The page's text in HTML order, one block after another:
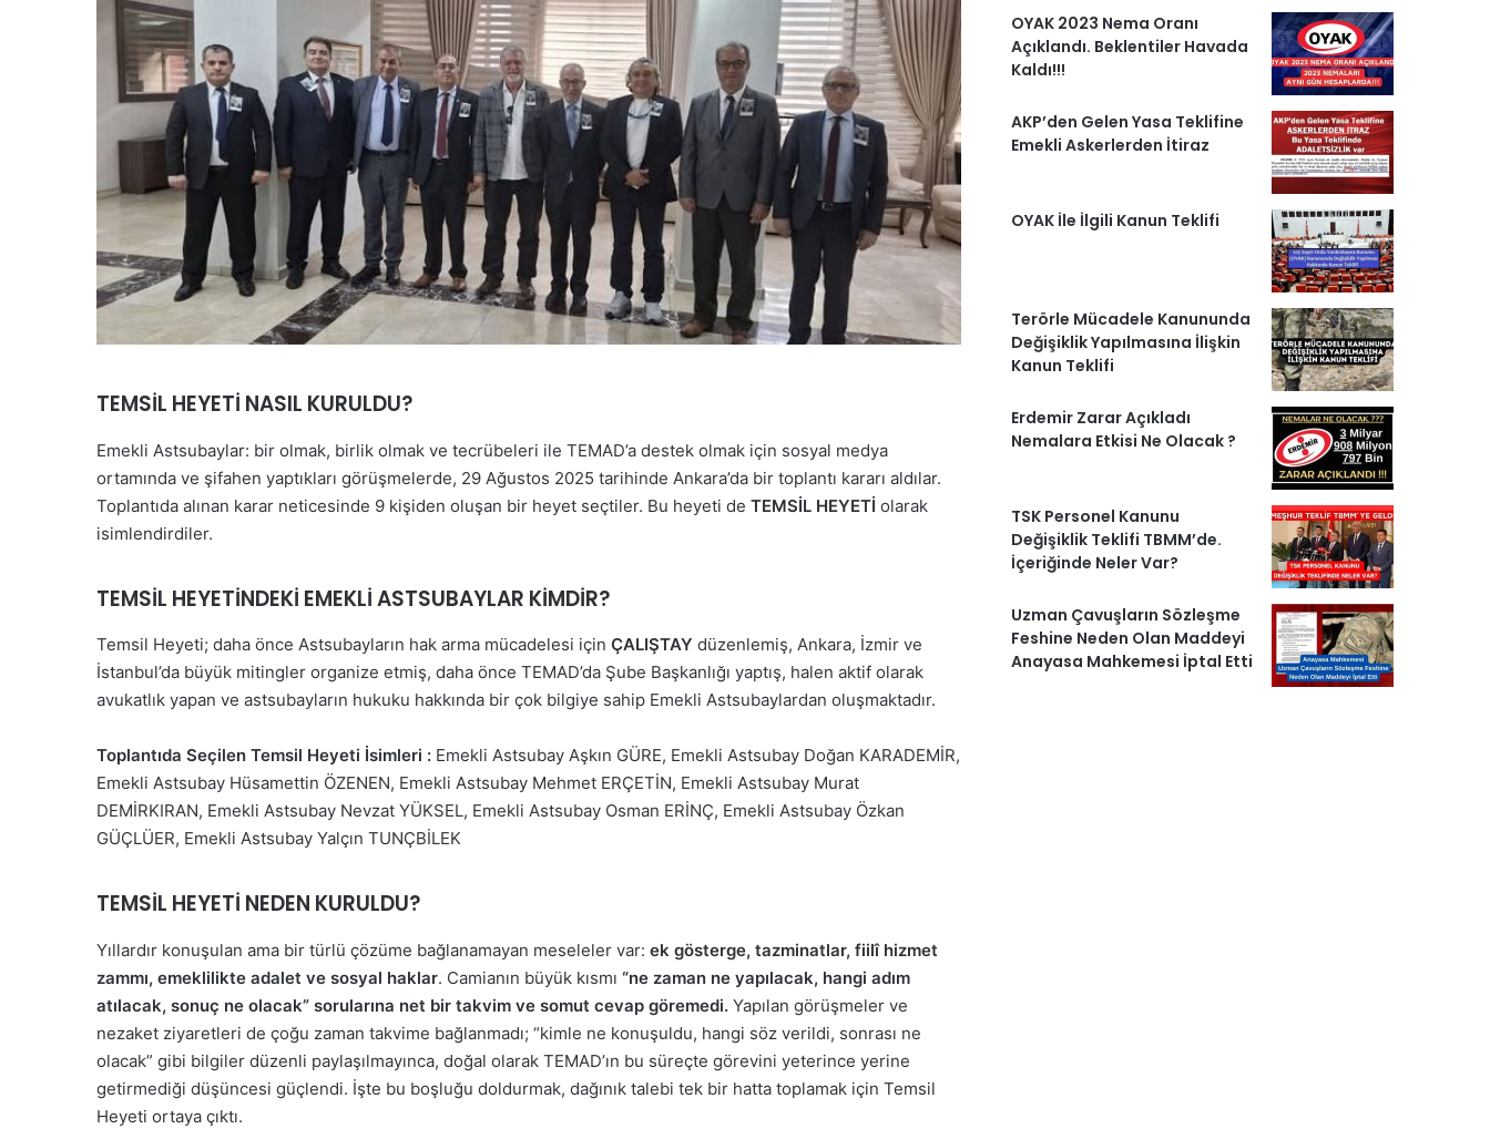
TEMSİL HEYETİ NASIL KURULDU?
Emekli Astsubaylar: bir olmak, birlik olmak ve tecrübeleri ile TEMAD’a destek olmak için sosyal medya
ortamında ve şifahen yaptıkları görüşmelerde, 29 Ağustos 2025 tarihinde Ankara’da bir toplantı kararı aldılar.
Toplantıda alınan karar neticesinde 9 kişiden oluşan bir heyet seçtiler. Bu heyeti de TEMSİL HEYETİ olarak
isimlendirdiler.
TEMSİL HEYETİNDEKİ EMEKLİ ASTSUBAYLAR KİMDİR?
Temsil Heyeti; daha önce Astsubayların hak arma mücadelesi için ÇALIŞTAY düzenlemiş, Ankara, İzmir ve
İstanbul’da büyük mitingler organize etmiş, daha önce TEMAD’da Şube Başkanlığı yaptış, halen aktif olarak
avukatlık yapan ve astsubayların hukuku hakkında bir çok bilgiye sahip Emekli Astsubaylardan oluşmaktadır.
Toplantıda Seçilen Temsil Heyeti İsimleri : Emekli Astsubay Aşkın GÜRE, Emekli Astsubay Doğan KARADEMİR,
Emekli Astsubay Hüsamettin ÖZENEN, Emekli Astsubay Mehmet ERÇETİN, Emekli Astsubay Murat
DEMİRKIRAN, Emekli Astsubay Nevzat YÜKSEL, Emekli Astsubay Osman ERİNÇ, Emekli Astsubay Özkan
GÜÇLÜER, Emekli Astsubay Yalçın TUNÇBİLEK
TEMSİL HEYETİ NEDEN KURULDU?
Yıllardır konuşulan ama bir türlü çözüme bağlanamayan meseleler var: ek gösterge, tazminatlar, fiilî hizmet
zammı, emeklilikte adalet ve sosyal haklar. Camianın büyük kısmı “ne zaman ne yapılacak, hangi adım
atılacak, sonuç ne olacak” sorularına net bir takvim ve somut cevap göremedi. Yapılan görüşmeler ve
nezaket ziyaretleri de çoğu zaman takvime bağlanmadı; “kimle ne konuşuldu, hangi söz verildi, sonrası ne
olacak” gibi bilgiler düzenli paylaşılmayınca, doğal olarak TEMAD’ın bu süreçte görevini yeterince yerine
getirmediği düşüncesi güçlendi. İşte bu boşluğu doldurmak, dağınık talebi tek bir hatta toplamak için Temsil
Heyeti ortaya çıktı.
r
l
e
r
OYAK 2023 Nema Oranı
Açıklandı. Beklentiler Havada
Kaldı!!!
AKP’den Gelen Yasa Teklifine
Emekli Askerlerden İtiraz
OYAK İle İlgili Kanun Teklifi
Terörle Mücadele Kanununda
Değişiklik Yapılmasına İlişkin
Kanun Teklifi
Erdemir Zarar Açıkladı
Nemalara Etkisi Ne Olacak ?
TSK Personel Kanunu
Değişiklik Teklifi TBMM’de.
İçeriğinde Neler Var?
Uzman Çavuşların Sözleşme
Feshine Neden Olan Maddeyi
Anayasa Mahkemesi İptal Etti